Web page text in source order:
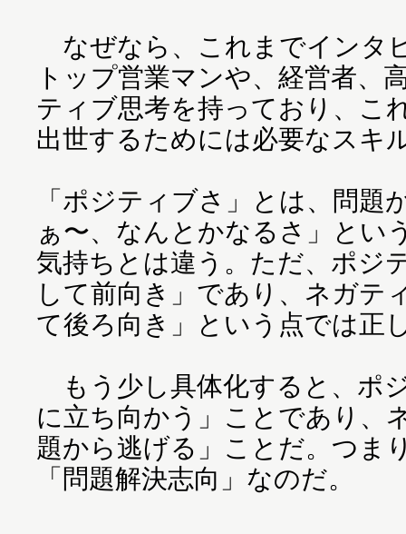
なぜなら、これまでインタ
トップ営業マンや、経営者、
ティブ思考を持っており、こ
出世するためには必要なスキ
「ポジティブさ」とは、問題
ぁ〜、なんとかなるさ」とい
気持ちとは違う。ただ、ポジ
して前向き」であり、ネガテ
て後ろ向き」という点では正
もう少し具体化すると、ポ
に立ち向かう」ことであり、
題から逃げる」ことだ。つま
「問題解決志向」なのだ。